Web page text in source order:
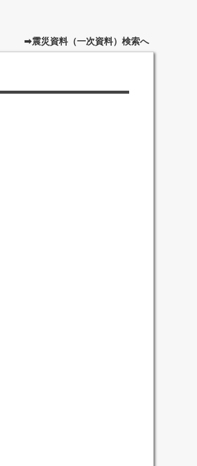
➡震災資料（一次資料）検索へ